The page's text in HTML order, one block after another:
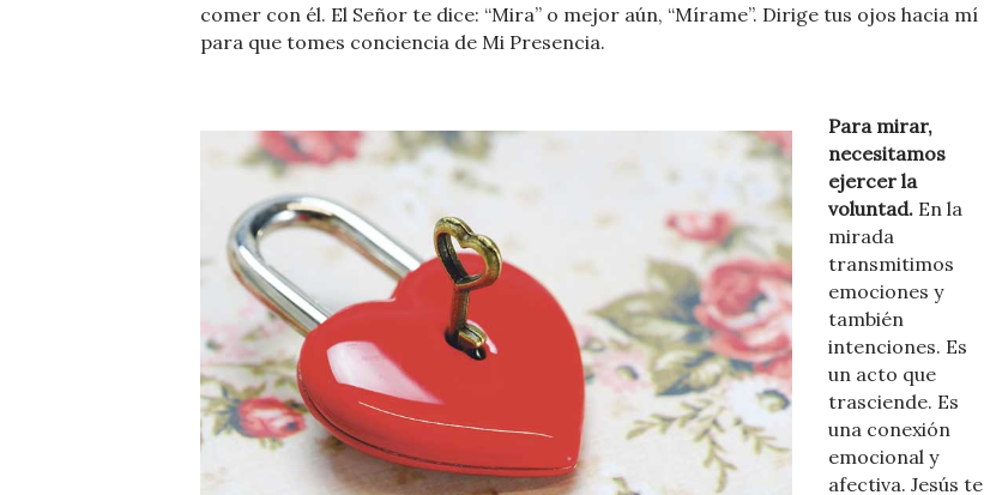
comer con él. El Señor te dice: “Mira” o mejor aún, “Mírame”. Dirige tus ojos hacia mí
para que tomes conciencia de Mi Presencia.
Para mirar,
necesitamos
ejercer la
voluntad. En la
mirada
transmitimos
emociones y
también
intenciones. Es
un acto que
trasciende. Es
una conexión
emocional y
afectiva. Jesús te